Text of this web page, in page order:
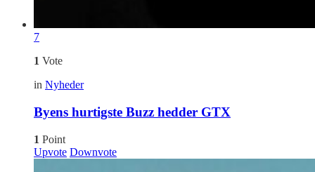
7
1 Vote
in Nyheder
Byens hurtigste Buzz hedder GTX
1 Point
Upvote Downvote